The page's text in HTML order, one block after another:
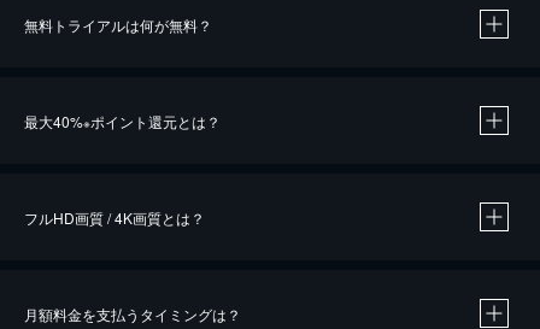
無料トライアルは何が無料？
最大40%※ポイント還元とは？
※40％ポイント還元の対象は、クレジットカード決済による作品の購入 / レンタルです。
フルHD画質 / 4K画質とは？
月額料金を支払うタイミングは？